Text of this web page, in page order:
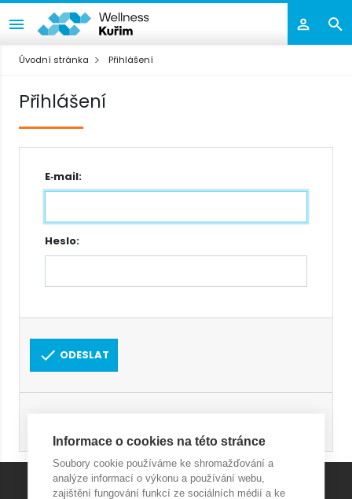
Úvodní stránka Přihlášení
Přihlášení
E‑mail:
Heslo:
ODESLAT
Informace o cookies na této stránce
Soubory cookie používáme ke shromažďování a
analýze informací o výkonu a používání webu,
zajištění fungování funkcí ze sociálních médií a ke